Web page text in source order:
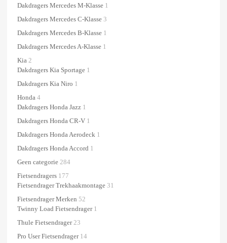
Dakdragers Mercedes M-Klasse 1
Dakdragers Mercedes C-Klasse 3
Dakdragers Mercedes B-Klasse 1
Dakdragers Mercedes A-Klasse 1
Kia 2
Dakdragers Kia Sportage 1
Dakdragers Kia Niro 1
Honda 4
Dakdragers Honda Jazz 1
Dakdragers Honda CR-V 1
Dakdragers Honda Aerodeck 1
Dakdragers Honda Accord 1
Geen categorie 284
Fietsendragers 177
Fietsendrager Trekhaakmontage 31
Fietsendrager Merken 52
Twinny Load Fietsendrager 1
Thule Fietsendrager 23
Pro User Fietsendrager 14